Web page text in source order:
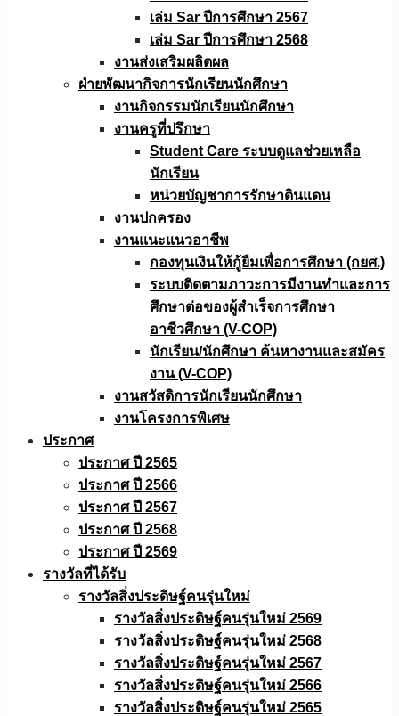
เล่ม Sar ปีการศึกษา 2567
เล่ม Sar ปีการศึกษา 2568
งานส่งเสริมผลิตผล
ฝ่ายพัฒนากิจการนักเรียนนักศึกษา
งานกิจกรรมนักเรียนนักศึกษา
งานครูที่ปรึกษา
Student Care ระบบดูแลช่วยเหลือ
นักเรียน
หน่วยบัญชาการรักษาดินแดน
งานปกครอง
งานแนะแนวอาชีพ
กองทุนเงินให้กู้ยืมเพื่อการศึกษา (กยศ.)
ระบบติดตามภาวะการมีงานทำและการ
ศึกษาต่อของผู้สำเร็จการศึกษา
อาชีวศึกษา (V-COP)
นักเรียน/นักศึกษา ค้นหางานและสมัคร
งาน (V-COP)
งานสวัสดิการนักเรียนนักศึกษา
งานโครงการพิเศษ
ประกาศ
ประกาศ ปี 2565
ประกาศ ปี 2566
ประกาศ ปี 2567
ประกาศ ปี 2568
ประกาศ ปี 2569
รางวัลที่ได้รับ
รางวัลสิ่งประดิษฐ์คนรุ่นใหม่
รางวัลสิ่งประดิษฐ์คนรุ่นใหม่ 2569
รางวัลสิ่งประดิษฐ์คนรุ่นใหม่ 2568
รางวัลสิ่งประดิษฐ์คนรุ่นใหม่ 2567
รางวัลสิ่งประดิษฐ์คนรุ่นใหม่ 2566
รางวัลสิ่งประดิษฐ์คนรุ่นใหม่ 2565